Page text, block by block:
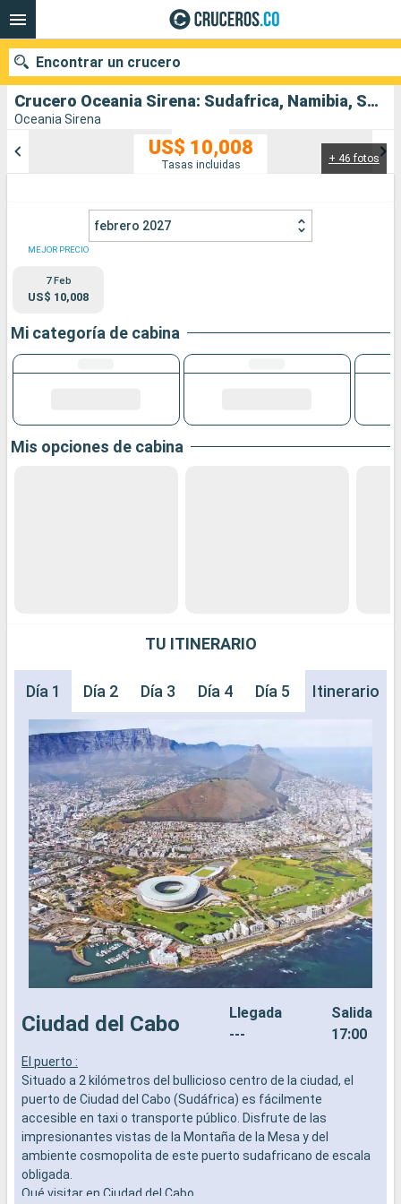
Crucero Oceania Sirena: Sudafrica, Namibia, Sao Tomé et Principe, Togo, Ghana, Costa de Marfil, Reino Unido, Senegal, Cabo Verde, Marruecos, Portugal salida desde Ciudad del Cabo
Oceania Sirena
+ 46 fotos
US$ 10,008
Tasas incluidas
febrero 2027
MEJOR PRECIO
7 Feb
US$ 10,008
Mi categoría de cabina
Mis opciones de cabina
TU ITINERARIO
Día 1 Día 2 Día 3 Día 4 Día 5 Día 6 Día
Itinerario
Ciudad del Cabo
Llegada
---
Salida
17:00
El puerto :
Situado a 2 kilómetros del bullicioso centro de la ciudad, el
puerto de Ciudad del Cabo (Sudáfrica) es fácilmente
accesible en taxi o transporte público. Disfrute de las
impresionantes vistas de la Montaña de la Mesa y del
ambiente cosmopolita de este puerto sudafricano de escala
obligada.
Qué visitar en Ciudad del Cabo
Encontrar un crucero
Puertos Compañías